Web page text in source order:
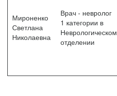
Мироненко
Светлана
Николаевна
Врач - невролог
1 категории в
Неврологическом
отделении